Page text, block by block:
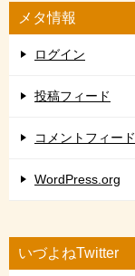
メタ情報
ログイン
投稿フィード
コメントフィード
WordPress.org
いづよねTwitter